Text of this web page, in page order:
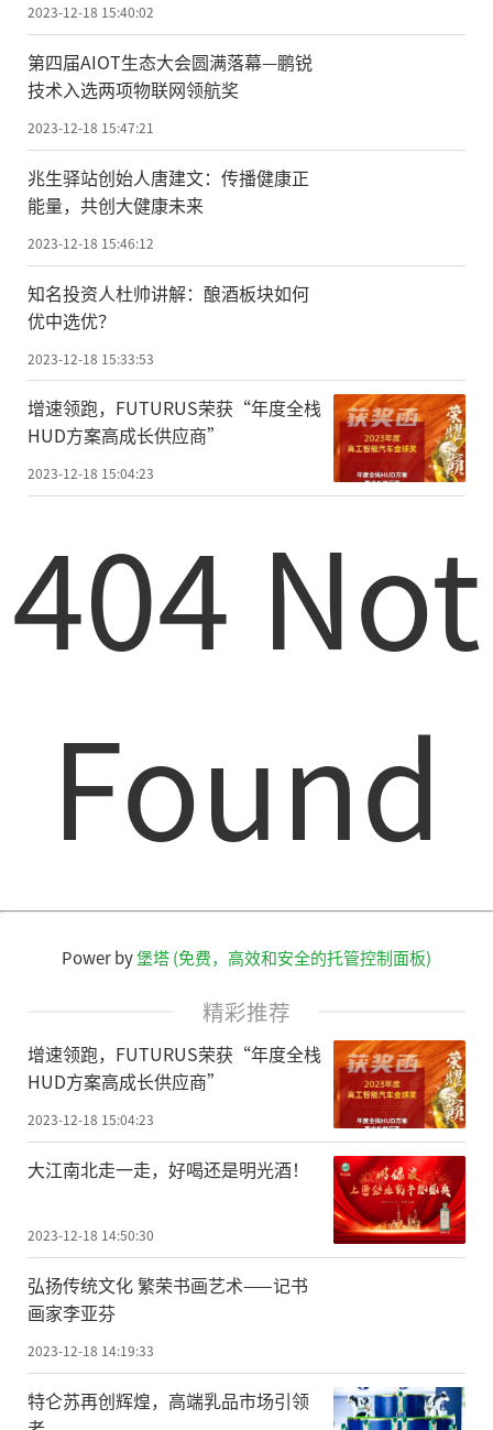
2023-12-18 15:40:02
第四届AIOT生态大会圆满落幕—鹏锐
技术入选两项物联网领航奖
2023-12-18 15:47:21
兆生驿站创始人唐建文：传播健康正
能量，共创大健康未来
2023-12-18 15:46:12
知名投资人杜帅讲解：酿酒板块如何
优中选优？
2023-12-18 15:33:53
增速领跑，FUTURUS荣获“年度全栈
HUD方案高成长供应商”
2023-12-18 15:04:23
404 Not
Found
Power by堡塔 (免费，高效和安全的托管控制面板)
精彩推荐
增速领跑，FUTURUS荣获“年度全栈
HUD方案高成长供应商”
2023-12-18 15:04:23
大江南北走一走，好喝还是明光酒！
2023-12-18 14:50:30
弘扬传统文化 繁荣书画艺术——记书
画家李亚芬
2023-12-18 14:19:33
特仑苏再创辉煌，高端乳品市场引领